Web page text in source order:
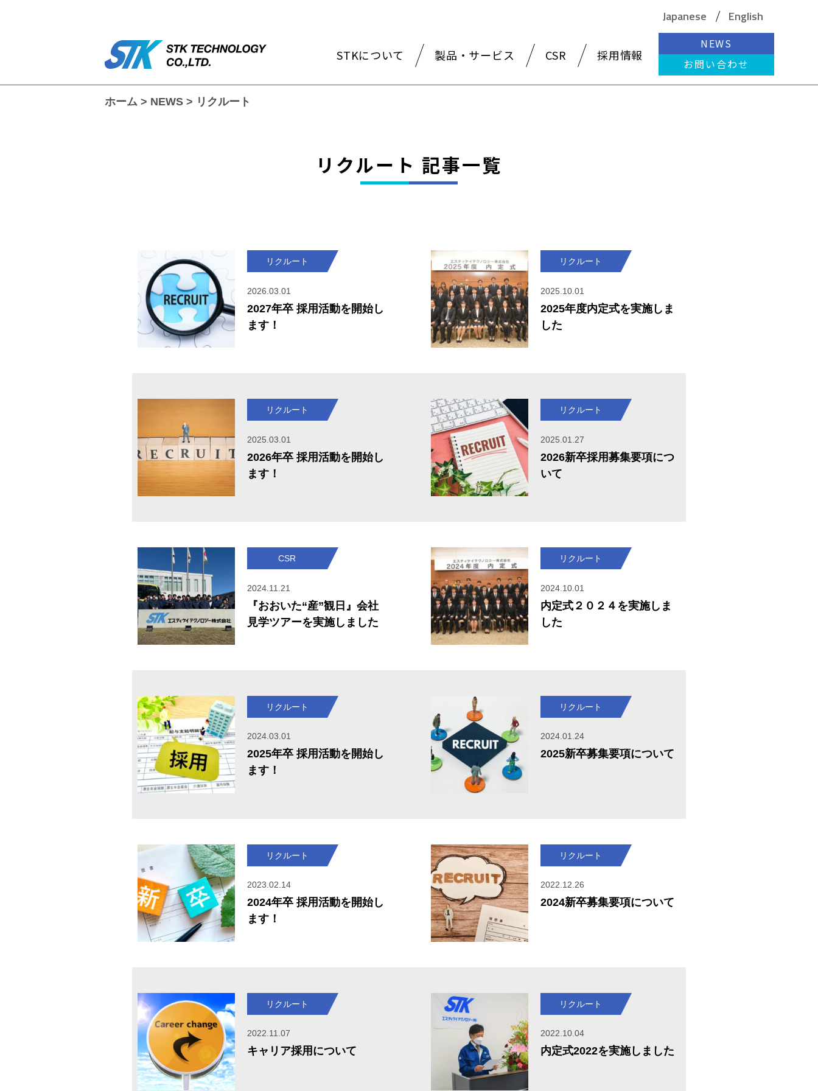
STKについて 製品・サービス CSR 採用情報
NEWS
お問い合わせ
Japanese English
ホーム > NEWS > リクルート
リクルート 記事一覧
リクルート
2026.03.01
2027年卒 採用活動を開始し
ます！
リクルート
2025.10.01
2025年度内定式を実施しま
した
リクルート
2025.03.01
2026年卒 採用活動を開始し
ます！
リクルート
2025.01.27
2026新卒採用募集要項につ
いて
CSR
2024.11.21
『おおいた“産”観日』会社
見学ツアーを実施しました
リクルート
2024.10.01
内定式２０２４を実施しま
した
リクルート
2024.03.01
2025年卒 採用活動を開始し
ます！
リクルート
2024.01.24
2025新卒募集要項について
リクルート
2023.02.14
2024年卒 採用活動を開始し
ます！
リクルート
2022.12.26
2024新卒募集要項について
リクルート
2022.11.07
キャリア採用について
リクルート
2022.10.04
内定式2022を実施しました